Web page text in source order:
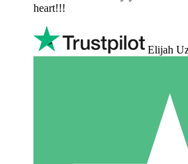
heart!!!
Elijah